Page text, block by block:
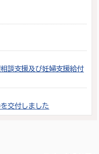
談支援及び妊婦支援給付
交付しました